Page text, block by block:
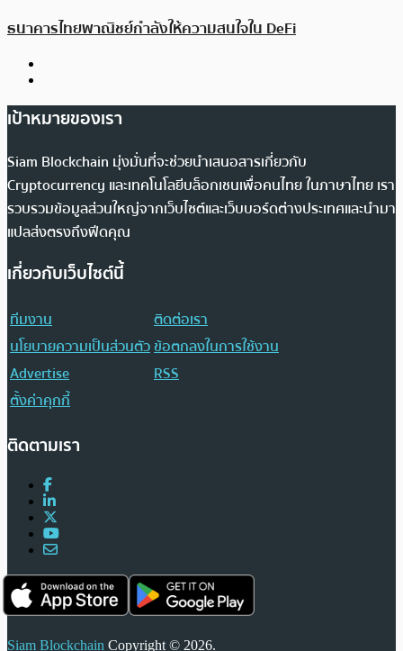
ธนาคารไทยพาณิชย์กำลังให้ความสนใจใน DeFi
เป้าหมายของเรา
Siam Blockchain มุ่งมั่นที่จะช่วยนำเสนอสารเกี่ยวกับ
Cryptocurrency และเทคโนโลยีบล็อกเชนเพื่อคนไทย ในภาษาไทย เรา
รวบรวมข้อมูลส่วนใหญ่จากเว็บไซต์และเว็บบอร์ดต่างประเทศและนำมา
แปลส่งตรงถึงฟีดคุณ
เกี่ยวกับเว็บไซต์นี้
ทีมงาน
ติดต่อเรา
นโยบายความเป็นส่วนตัวข้อตกลงในการใช้งาน
Advertise
RSS
ตั้งค่าคุกกี้
ติดตามเรา
Siam Blockchain Copyright © 2026.